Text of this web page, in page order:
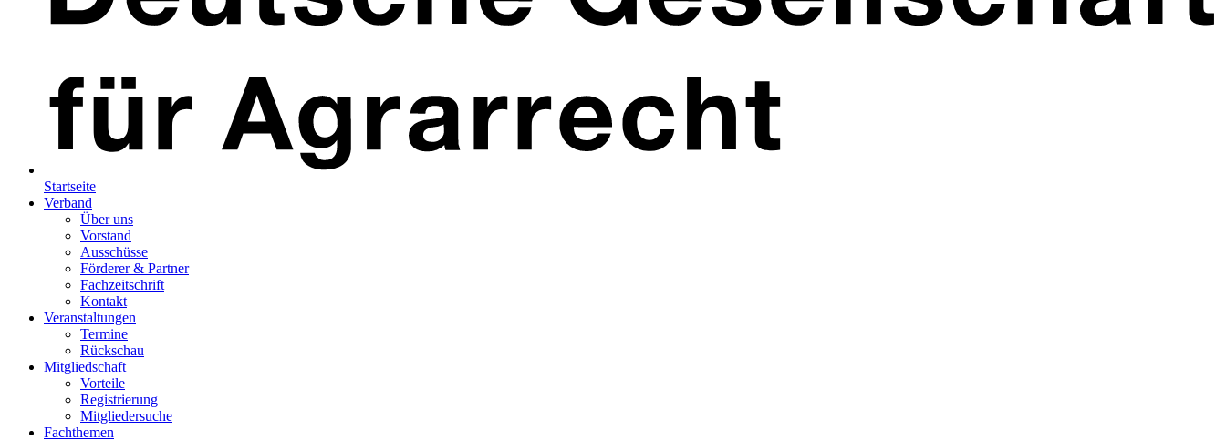
Startseite
Verband
Über uns
Vorstand
Ausschüsse
Förderer & Partner
Fachzeitschrift
Kontakt
Veranstaltungen
Termine
Rückschau
Mitgliedschaft
Vorteile
Registrierung
Mitgliedersuche
Fachthemen